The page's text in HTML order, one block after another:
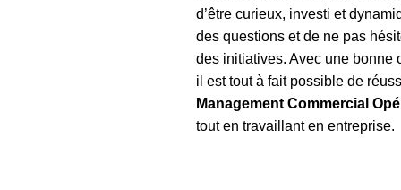
d’être curieux, investi et
des questions et de ne pas
des initiatives. Avec une bonne
il est tout à fait possible de
Management Commercial
tout en travaillant en entreprise.